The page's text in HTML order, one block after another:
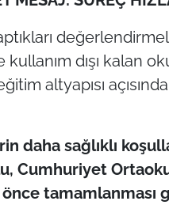
dışı kalan
altyapısı
daha sağlıklı
Cumhuriyet
tamamlanması